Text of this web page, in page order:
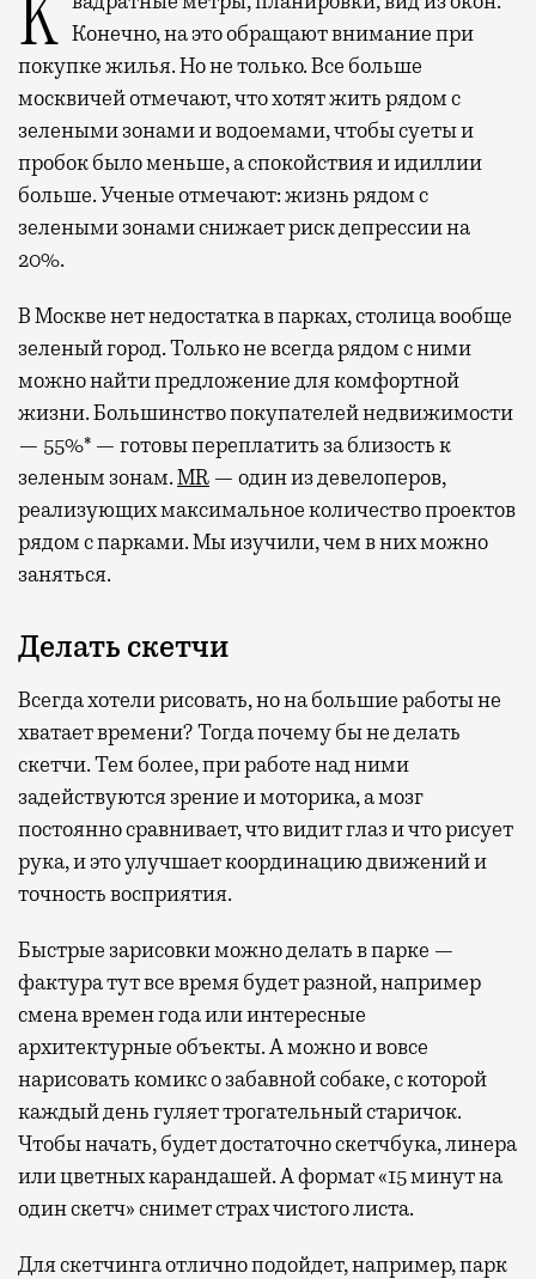
Квадратные метры, планировки, вид из окон. Конечно, на это обращают внимание при
покупке жилья. Но не только. Все больше
москвичей отмечают, что хотят жить рядом с
зелеными зонами и водоемами, чтобы суеты и
пробок было меньше, а спокойствия и идиллии
больше. Ученые отмечают: жизнь рядом с
зелеными зонами снижает риск депрессии на
20%.
В Москве нет недостатка в парках, столица вообще
зеленый город. Только не всегда рядом с ними
можно найти предложение для комфортной
жизни. Большинство покупателей недвижимости
— 55%* — готовы переплатить за близость к
зеленым зонам.MR — один из девелоперов,
реализующих максимальное количество проектов
рядом с парками. Мы изучили, чем в них можно
заняться.
Делать скетчи
Всегда хотели рисовать, но на большие работы не
хватает времени? Тогда почему бы не делать
скетчи. Тем более, при работе над ними
задействуются зрение и моторика, а мозг
постоянно сравнивает, что видит глаз и что рисует
рука, и это улучшает координацию движений и
точность восприятия.
Быстрые зарисовки можно делать в парке —
фактура тут все время будет разной, например
смена времен года или интересные
архитектурные объекты. А можно и вовсе
нарисовать комикс о забавной собаке, с которой
каждый день гуляет трогательный старичок.
Чтобы начать, будет достаточно скетчбука, линера
или цветных карандашей. А формат «15 минут на
один скетч» снимет страх чистого листа.
Для скетчинга отлично подойдет, например, парк